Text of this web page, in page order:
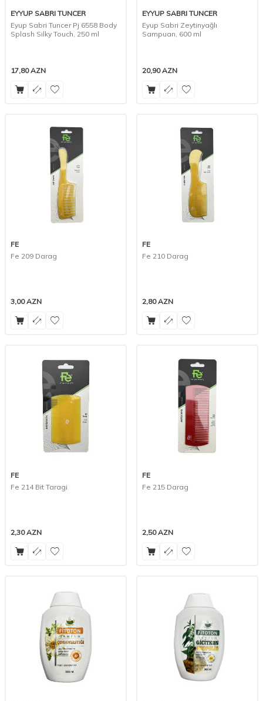
EYYUP SABRI TUNCER
Eyup Sabri Tuncer Pj 6558 Body
Splash Silky Touch, 250 ml
17,80AZN
EYYUP SABRI TUNCER
Eyup Sabri Zeytinyağlı
Sampuan, 600 ml
20,90AZN
FE
Fe 209 Darag
3,00AZN
FE
Fe 210 Darag
2,80AZN
FE
Fe 214 Bit Taragi
2,30AZN
FE
Fe 215 Darag
2,50AZN